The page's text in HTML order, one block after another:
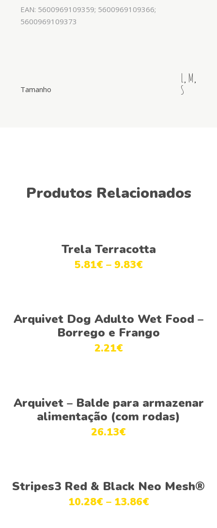
EAN: 5600969109359; 5600969109366;
5600969109373
Tamanho
L, M,
S
Produtos Relacionados
Ver opções
Trela Terracotta
5.81€ – 9.83€
Ver opções
Arquivet Dog Adulto Wet Food –
Borrego e Frango
2.21€
Adicionar
Arquivet – Balde para armazenar
alimentação (com rodas)
26.13€
Ver opções
Stripes3 Red & Black Neo Mesh®
10.28€ – 13.86€